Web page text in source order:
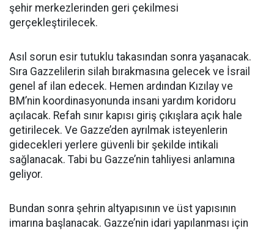
şehir merkezlerinden geri çekilmesi
gerçekleştirilecek.
Asıl sorun esir tutuklu takasından sonra yaşanacak.
Sıra Gazzelilerin silah bırakmasına gelecek ve İsrail
genel af ilan edecek. Hemen ardından Kızılay ve
BM’nin koordinasyonunda insani yardım koridoru
açılacak. Refah sınır kapısı giriş çıkışlara açık hale
getirilecek. Ve Gazze’den ayrılmak isteyenlerin
gidecekleri yerlere güvenli bir şekilde intikali
sağlanacak. Tabi bu Gazze’nin tahliyesi anlamına
geliyor.
Bundan sonra şehrin altyapısının ve üst yapısının
imarına başlanacak. Gazze’nin idari yapılanması için